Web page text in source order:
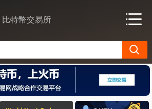
比特幣交易所